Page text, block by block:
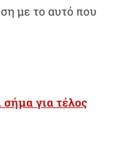
με το αυτό που
σήμα για τέλος